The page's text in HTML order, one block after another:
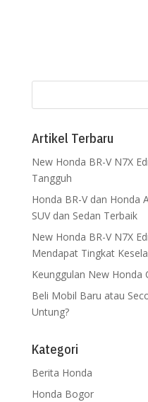
Artikel Terbaru
New Honda BR-V N7X
Tangguh
Honda BR-V dan Honda
SUV dan Sedan Terbaik
New Honda BR-V N7X
Mendapat Tingkat
Keunggulan New Honda
Beli Mobil Baru atau
Untung?
Kategori
Berita Honda
Honda Bogor